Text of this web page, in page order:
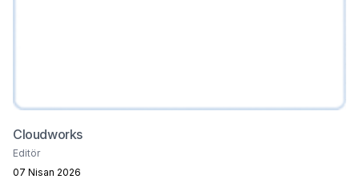
Cloudworks
Editör
07 Nisan 2026